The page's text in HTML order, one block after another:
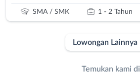
SMA / SMK 1 - 2 Tahun
Lowongan Lainnya
Temukan kami di